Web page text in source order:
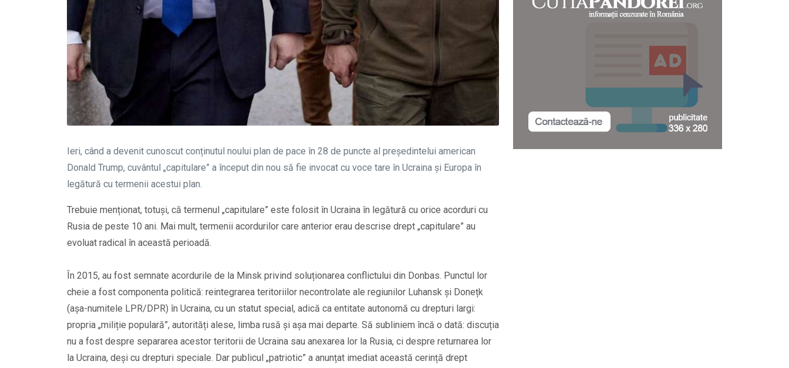
Ieri, când a devenit cunoscut conținutul noului plan de pace în 28 de puncte al președintelui american
Donald Trump, cuvântul „capitulare” a început din nou să fie invocat cu voce tare în Ucraina și Europa în
legătură cu termenii acestui plan.
Trebuie menționat, totuși, că termenul „capitulare” este folosit în Ucraina în legătură cu orice acorduri cu
Rusia de peste 10 ani. Mai mult, termenii acordurilor care anterior erau descrise drept „capitulare” au
evoluat radical în această perioadă.
În 2015, au fost semnate acordurile de la Minsk privind soluționarea conflictului din Donbas. Punctul lor
cheie a fost componenta politică: reintegrarea teritoriilor necontrolate ale regiunilor Luhansk și Donețk
(așa-numitele LPR/DPR) în Ucraina, cu un statut special, adică ca entitate autonomă cu drepturi largi:
propria „miliție populară”, autorități alese, limba rusă și așa mai departe. Să subliniem încă o dată: discuția
nu a fost despre separarea acestor teritorii de Ucraina sau anexarea lor la Rusia, ci despre returnarea lor
la Ucraina, deși cu drepturi speciale. Dar publicul „patriotic” a anunțat imediat această cerință drept